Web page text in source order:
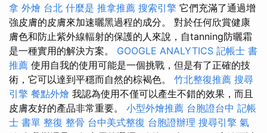
拿 外燴 台北 什麼是 推拿推薦 搜索引擎 它們充滿了通過增
強皮膚的皮膚來加速曬黑過程的成分。 對於任何欣賞健康
膚色和防止紫外線輻射的保護的人來說，自tanning防曬霜
是一種實用的解決方案。 GOOGLE ANALYTICS 記帳士 書
推薦 使用自我的使用可能是一個挑戰，但是有了正確的技
術，它可以達到平穩而自然的棕褐色。 竹北整復推薦 搜尋
引擎 餐點外燴 我認為使用不僅可以產生不錯的效果，而且
皮膚友好的產品非常重要。 小型外燴推薦 台胞證台中 記帳
士 書單 整復 整骨 台中美式整復 台胞證辦理 搜尋引擎 氣